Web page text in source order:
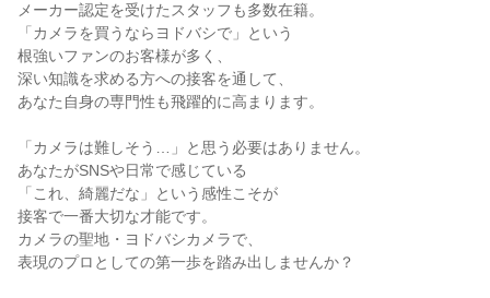
メーカー認定を受けたスタッフも多数在籍。
「カメラを買うならヨドバシで」という
根強いファンのお客様が多く、
深い知識を求める方への接客を通して、
あなた自身の専門性も飛躍的に高まります。
「カメラは難しそう…」と思う必要はありません。
あなたがSNSや日常で感じている
「これ、綺麗だな」という感性こそが
接客で一番大切な才能です。
カメラの聖地・ヨドバシカメラで、
表現のプロとしての第一歩を踏み出しませんか？